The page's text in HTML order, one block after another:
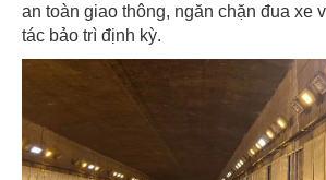
an toàn giao thông, ngăn chặn đua xe
tác bảo trì định kỳ.